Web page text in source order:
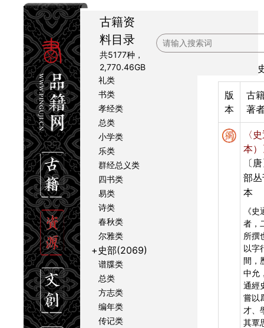
古籍资
料目录
共5177种 ，
2,770.46GB
全部
+经部(2382)
礼类
书类
孝经类
总类
小学类
乐类
群经总义类
四书类
易类
诗类
春秋类
尔雅类
+史部(2069)
谱牒类
总类
方志类
编年类
传记类
版
本
古
著
〈
本
〔
部
本
《
者，
所撰
以字
間，
中允
通經
嘗以
才、
其覃